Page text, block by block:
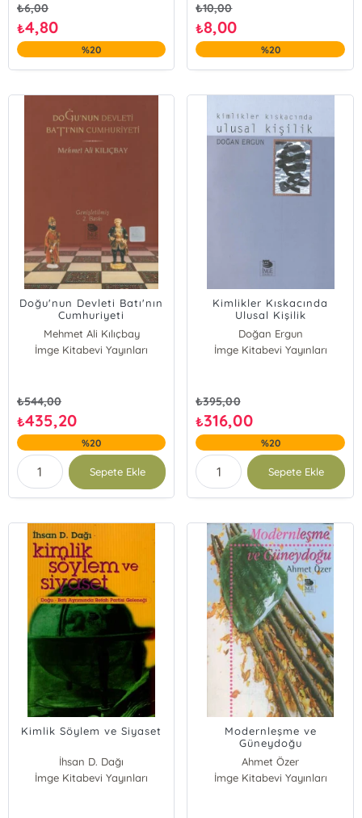
₺6,00
₺4,80
%20
₺10,00
₺8,00
%20
Doğu'nun Devleti Batı'nın
Cumhuriyeti
Mehmet Ali Kılıçbay
İmge Kitabevi Yayınları
₺544,00
₺435,20
%20
Sepete Ekle
Kimlikler Kıskacında
Ulusal Kişilik
Doğan Ergun
İmge Kitabevi Yayınları
₺395,00
₺316,00
%20
Sepete Ekle
Kimlik Söylem ve Siyaset
İhsan D. Dağı
İmge Kitabevi Yayınları
Modernleşme ve
Güneydoğu
Ahmet Özer
İmge Kitabevi Yayınları